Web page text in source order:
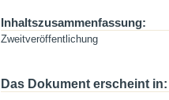
Inhaltszusammenfassung:
Zweitveröffentlichung
Das Dokument erscheint in: